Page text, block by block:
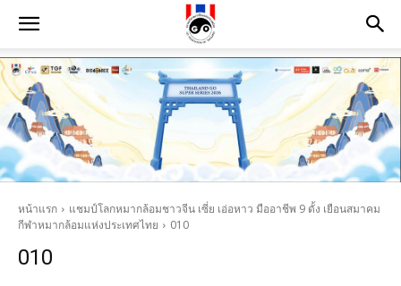
หน้าแรก
แชมป์โลกหมากล้อมชาวจีน ​เซี่ย เอ่อหาว มืออาชีพ 9 ดั้ง เยือนสมาคม
กีฬาหมากล้อมแห่งประเทศไทย
010
010